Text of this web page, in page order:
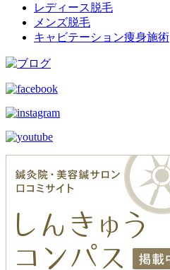
レディース脱毛
メンズ脱毛
キャビテーション痩身施術